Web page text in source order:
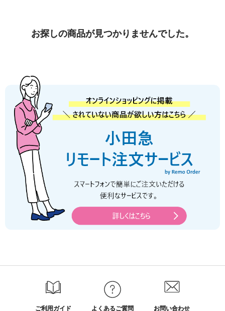
お探しの商品が見つかりませんでした。
ご利用ガイド よくあるご質問 お問い合わせ